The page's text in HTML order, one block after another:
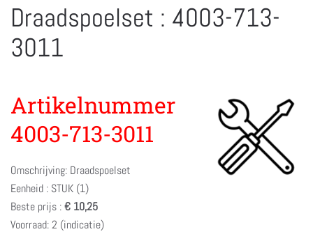
Draadspoelset : 4003-713-
3011
Artikelnummer
4003-713-3011
Omschrijving: Draadspoelset
Eenheid : STUK (1)
Beste prijs :€ 10,25
Voorraad: 2 (indicatie)